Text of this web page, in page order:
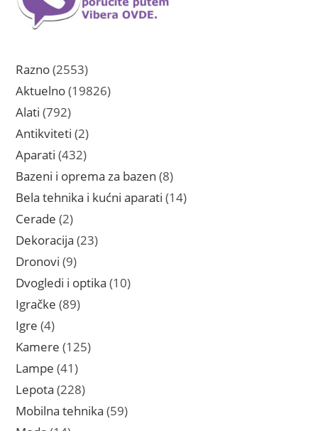
Razno 25532553
proizvoda
Aktuelno 1982619826
Alati 792792
proizvoda
Antikviteti 22
proizvoda
Aparati 432432
proizvoda
Bazeni i oprema za bazen 88
proizvoda
Bela tehnika i kućni aparati 1414
Cerade 22
proizvoda
Dekoracija 2323
Dronovi 99
proizvoda
Dvogledi i optika 1010
Igračke 8989
Igre 44
proizvoda
Kamere 125125
Lampe 4141
proizvod
Lepota 228228
proizvoda
Mobilna tehnika 5959